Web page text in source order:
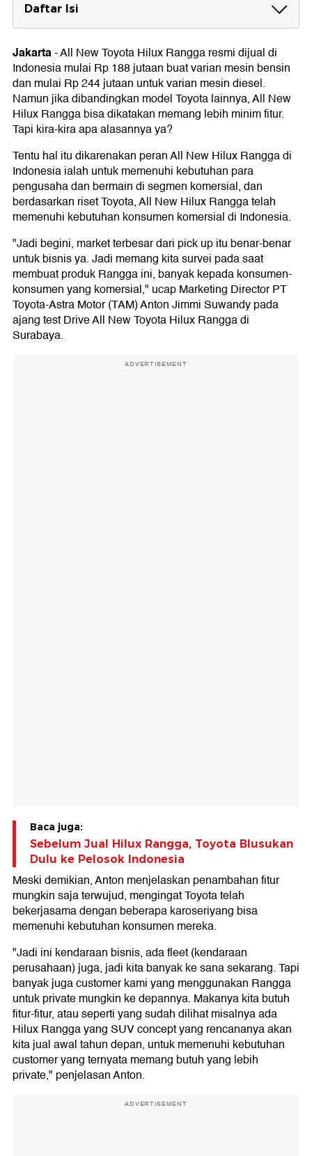
Daftar Isi
Berikut Harga All New Toyota Hilux Rangga
per Desember 2024:
Mesin bensin
Mesin diesel
Jakarta-All New Toyota Hilux Rangga resmi dijual di
Indonesia mulai Rp 188 jutaan buat varian mesin bensin
dan mulai Rp 244 jutaan untuk varian mesin diesel.
Namun jika dibandingkan model Toyota lainnya, All New
Hilux Rangga bisa dikatakan memang lebih minim fitur.
Tapi kira-kira apa alasannya ya?
Tentu hal itu dikarenakan peran All New Hilux Rangga di
Indonesia ialah untuk memenuhi kebutuhan para
pengusaha dan bermain di segmen komersial, dan
berdasarkan riset Toyota, All New Hilux Rangga telah
memenuhi kebutuhan konsumen komersial di Indonesia.
"Jadi begini, market terbesar dari pick up itu benar-benar
untuk bisnis ya. Jadi memang kita survei pada saat
membuat produk Rangga ini, banyak kepada konsumen-
konsumen yang komersial," ucap Marketing Director PT
Toyota-Astra Motor (TAM) Anton Jimmi Suwandy pada
ajang test Drive All New Toyota Hilux Rangga di
Surabaya.
ADVERTISEMENT
Baca juga:
Sebelum Jual Hilux Rangga, Toyota Blusukan
Dulu ke Pelosok Indonesia
Meski demikian, Anton menjelaskan penambahan fitur
mungkin saja terwujud, mengingat Toyota telah
bekerjasama dengan beberapa karoseriyang bisa
memenuhi kebutuhan konsumen mereka.
"Jadi ini kendaraan bisnis, ada fleet (kendaraan
perusahaan) juga, jadi kita banyak ke sana sekarang. Tapi
banyak juga customer kami yang menggunakan Rangga
untuk private mungkin ke depannya. Makanya kita butuh
fitur-fitur, atau seperti yang sudah dilihat misalnya ada
Hilux Rangga yang SUV concept yang rencananya akan
kita jual awal tahun depan, untuk memenuhi kebutuhan
customer yang ternyata memang butuh yang lebih
private," penjelasan Anton.
ADVERTISEMENT